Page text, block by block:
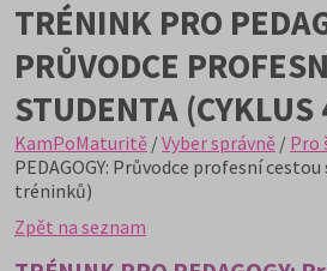
TRÉNINK PRO
PRŮVODCE
STUDENTA
KamPoMaturitě /Vyber správně / Pro
PEDAGOGY: Průvodce profesní
tréninků)
Zpět na seznam